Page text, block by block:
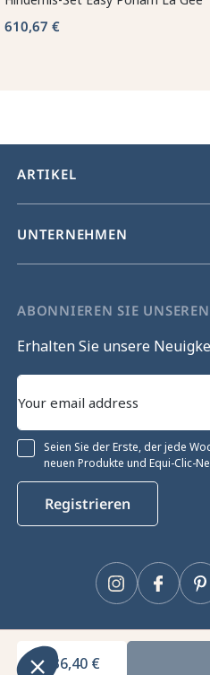
Verwaltung
zu gewährleisten, die
relevante Werbung anzuzeigen
weitere Informationen und/oder zur
Zustimmungen zertifiziert
236,40 €
610,67 €
ARTIKEL
UNTERNEHMEN
ABONNIEREN SIE
Erhalten Sie unsere
Seien Sie der Erste, der jede
neuen Produkte und Equi-Clic-
Registrieren
Instagram